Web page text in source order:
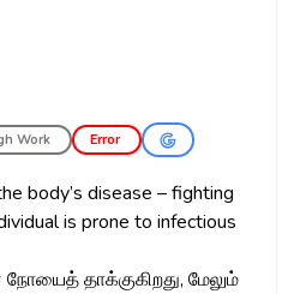
Work Error
body’s disease – fighting
is prone to infectious
தாக்குகிறது, மேலும்